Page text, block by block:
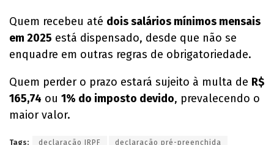
Quem recebeu até dois salários mínimos mensais
em 2025 está dispensado, desde que não se
enquadre em outras regras de obrigatoriedade.
Quem perder o prazo estará sujeito à multa de R$
165,74 ou 1% do imposto devido, prevalecendo o
maior valor.
Tags: declaração IRPF declaração pré-preenchida